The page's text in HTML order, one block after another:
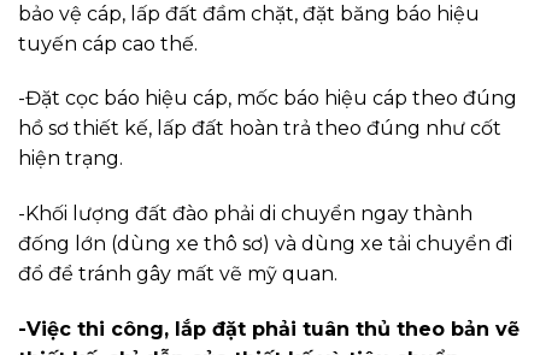
bảo vệ cáp, lấp đất đầm chặt, đặt băng báo hiệu
tuyến cáp cao thế.
-Đặt cọc báo hiệu cáp, mốc báo hiệu cáp theo đúng
hồ sơ thiết kế, lấp đất hoàn trả theo đúng như cốt
hiện trạng.
-Khối lượng đất đào phải di chuyển ngay thành
đống lớn (dùng xe thô sơ) và dùng xe tải chuyển đi
đổ để tránh gây mất vẽ mỹ quan.
-Việc thi công, lắp đặt phải tuân thủ theo bản vẽ